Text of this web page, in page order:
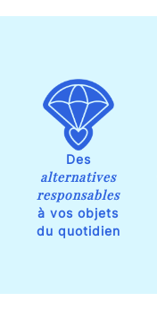
Des
alternatives
responsables
à vos objets
du quotidien